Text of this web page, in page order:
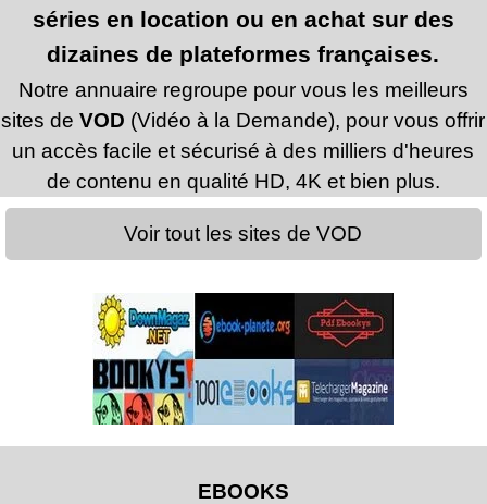
séries en location ou en achat sur des
dizaines de plateformes françaises.
Notre annuaire regroupe pour vous les meilleurs
sites deVOD (Vidéo à la Demande), pour vous offrir
un accès facile et sécurisé à des milliers d'heures
de contenu en qualité HD, 4K et bien plus.
Voir tout les sites de VOD
EBOOKS